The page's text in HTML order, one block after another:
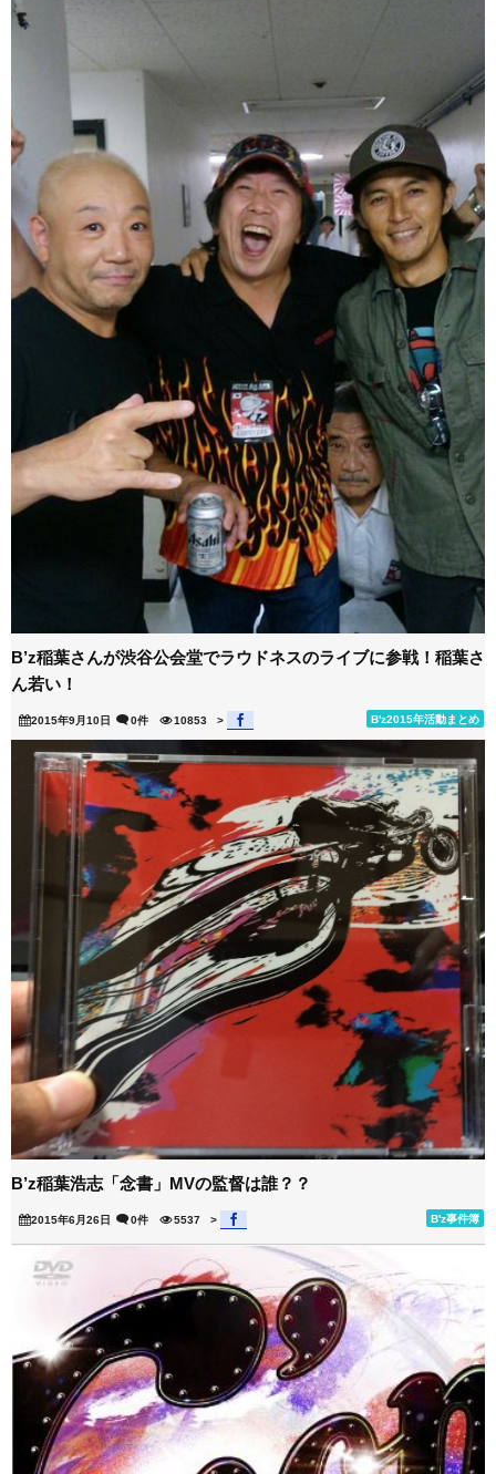
B’z稲葉さんが渋谷公会堂でラウドネスのライブに参戦！稲葉さ
ん若い！
2015年9月10日 B'z2015年活動まとめ
0件 10853 >
B’z稲葉浩志「念書」MVの監督は誰？？
2015年6月26日 B'z事件簿
0件 5537 >